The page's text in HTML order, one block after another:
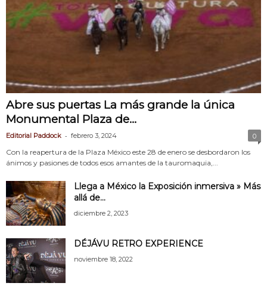
Abre sus puertas La más grande la única
Monumental Plaza de...
Editorial Paddock - febrero 3, 2024 0
Con la reapertura de la Plaza México este 28 de enero se desbordaron los
ánimos y pasiones de todos esos amantes de la tauromaquia,...
Llega a México la Exposición inmersiva » Más
allá de...
diciembre 2, 2023
DÉJÁVU RETRO EXPERIENCE
noviembre 18, 2022